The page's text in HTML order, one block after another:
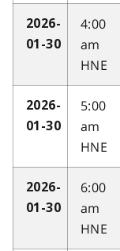
2026-
01-30
4:00
am
HNE
2026-
01-30
5:00
am
HNE
2026-
01-30
6:00
am
HNE